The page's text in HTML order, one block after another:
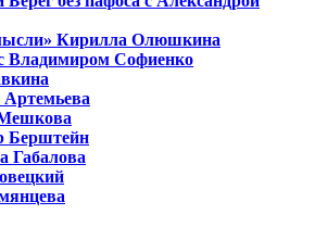
Кирилла Олюшкина
Владимиром Софиенко
Артемьева
Берштейн
Габалова